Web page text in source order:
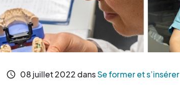
schedule 08 juillet2022dansSe former et s’insérer